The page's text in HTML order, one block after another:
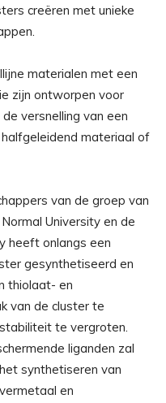
creëren met unieke
materialen met een
zijn ontworpen voor
versnelling van een
materiaal of
van de groep van
University en de
heeft onlangs een
gesynthetiseerd en
thiolaat- en
van de cluster te
te vergroten.
liganden zal
synthetiseren van
en